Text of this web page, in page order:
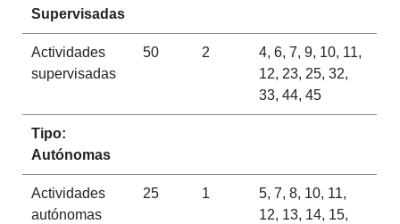
Supervisadas
Actividades
supervisadas
50 2
4, 6, 7, 9, 10, 11,
12, 23, 25, 32,
33, 44, 45
Tipo:
Autónomas
Actividades
autónomas
25 1
5, 7, 8, 10, 11,
12, 13, 14, 15,